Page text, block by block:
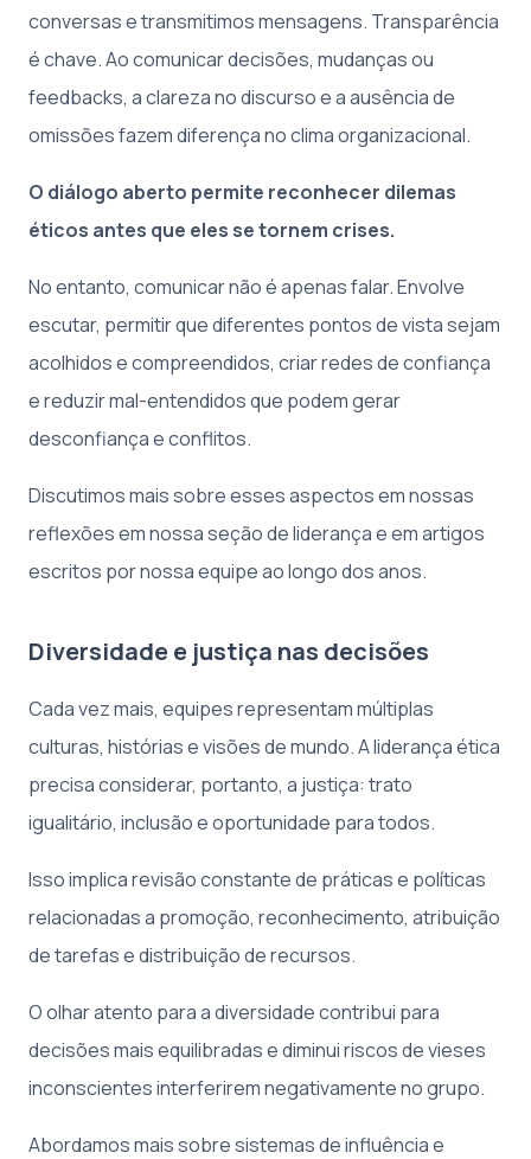
conversas e transmitimos mensagens. Transparência
é chave. Ao comunicar decisões, mudanças ou
feedbacks, a clareza no discurso e a ausência de
omissões fazem diferença no clima organizacional.
O diálogo aberto permite reconhecer dilemas
éticos antes que eles se tornem crises.
No entanto, comunicar não é apenas falar. Envolve
escutar, permitir que diferentes pontos de vista sejam
acolhidos e compreendidos, criar redes de confiança
e reduzir mal-entendidos que podem gerar
desconfiança e conflitos.
Discutimos mais sobre esses aspectos em nossas
reflexões em nossa seção de liderança e em artigos
escritos por nossa equipe ao longo dos anos.
Diversidade e justiça nas decisões
Cada vez mais, equipes representam múltiplas
culturas, histórias e visões de mundo. A liderança ética
precisa considerar, portanto, a justiça: trato
igualitário, inclusão e oportunidade para todos.
Isso implica revisão constante de práticas e políticas
relacionadas a promoção, reconhecimento, atribuição
de tarefas e distribuição de recursos.
O olhar atento para a diversidade contribui para
decisões mais equilibradas e diminui riscos de vieses
inconscientes interferirem negativamente no grupo.
Abordamos mais sobre sistemas de influência e